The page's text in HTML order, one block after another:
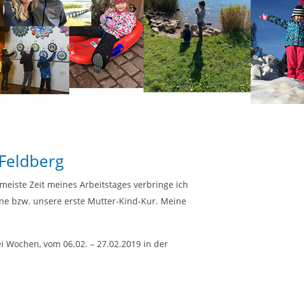
Zeit meines Arbeitstages verbringe ich
bzw. unsere erste Mutter-Kind-Kur. Meine
vom 06.02. – 27.02.2019 in der